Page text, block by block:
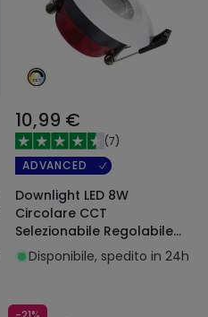
10,99 €
(7)
ADVANCED
Downlight LED 8W
Circolare CCT
Selezionabile Regolabile
Bagno IP65 Foro Ø 70 mm
Disponibile, spedito in 24h